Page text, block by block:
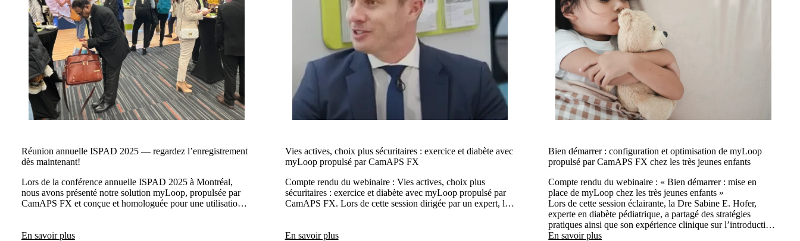
Réunion annuelle ISPAD 2025 — regardez l’enregistrement
dès maintenant!
Lors de la conférence annuelle ISPAD 2025 à Montréal,
nous avons présenté notre solution myLoop, propulsée par
CamAPS FX et conçue et homologuée pour une utilisation
le diabète de type 1, ainsi que leurs objectifs glycémiques
En savoir plus
Vies actives, choix plus sécuritaires : exercice et diabète avec
myLoop propulsé par CamAPS FX
Compte rendu du webinaire : Vies actives, choix plus
sécuritaires : exercice et diabète avec myLoop propulsé par
CamAPS FX. Lors de cette session dirigée par un expert, le
Le webinaire a mis en lumière la façon dont myLoop,
En savoir plus
Bien démarrer : configuration et optimisation de myLoop
propulsé par CamAPS FX chez les très jeunes enfants
Compte rendu du webinaire : « Bien démarrer : mise en
place de myLoop chez les très jeunes enfants »
Lors de cette session éclairante, la Dre Sabine E. Hofer,
experte en diabète pédiatrique, a partagé des stratégies
pratiques ainsi que son expérience clinique sur l’introduction
de la thérapie AID chez les très jeunes enfants. Le webinaire
En savoir plus